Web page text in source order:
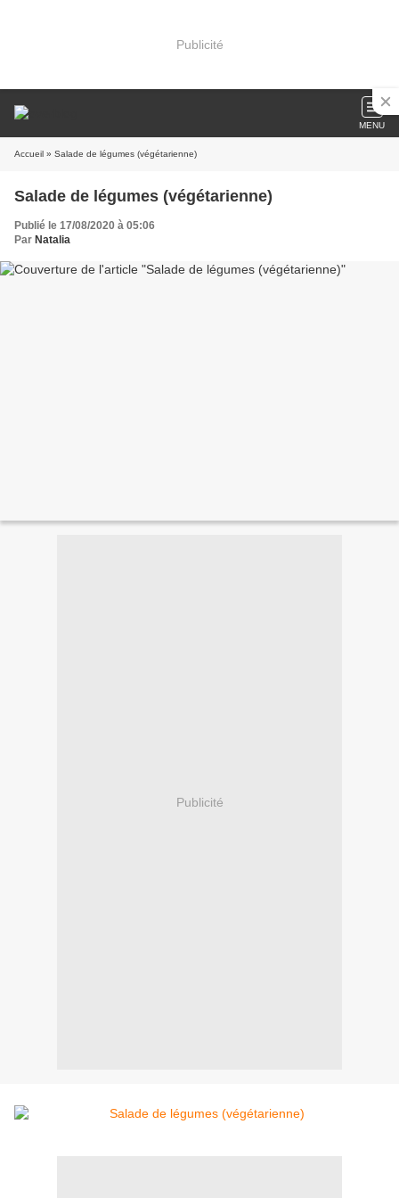
Publicité
MENU
Accueil » Salade de légumes (végétarienne)
Salade de légumes (végétarienne)
Publié le 17/08/2020 à 05:06
Par Natalia
Publicité